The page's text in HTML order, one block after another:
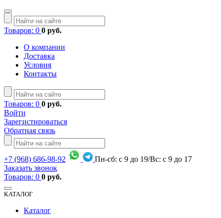
Товаров: 0 0 руб.
О компании
Доставка
Условия
Контакты
Товаров: 0 0 руб.
Войти
Зарегистироваться
Обратная связь
+7 (968) 686-98-92
Пн-сб: с 9 до 19/Вс: с 9 до 17
Заказать звонок
Товаров: 0 0 руб.
КАТАЛОГ
Каталог